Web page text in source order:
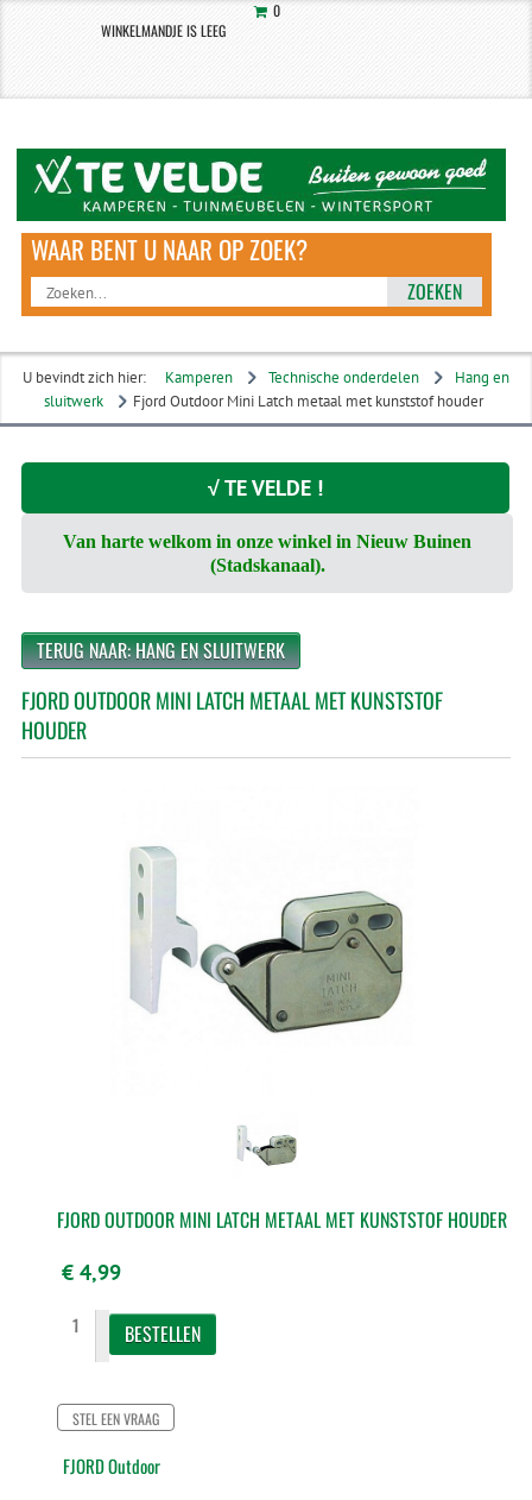
0
WINKELMANDJE IS LEEG
ZOEKEN
U bevindt zich hier: Kamperen Technische onderdelen
Hang en
sluitwerk
Fjord Outdoor Mini Latch metaal met kunststof houder
√ TE VELDE !
Van harte welkom in onze winkel in Nieuw Buinen
(Stadskanaal).
TERUG NAAR: HANG EN SLUITWERK
FJORD OUTDOOR MINI LATCH METAAL MET KUNSTSTOF
HOUDER
FJORD OUTDOOR MINI LATCH METAAL MET KUNSTSTOF HOUDER
€ 4,99
STEL EEN VRAAG
FJORD Outdoor